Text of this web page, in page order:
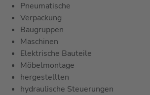
Pneumatische
Verpackung
Baugruppen
Maschinen
Elektrische Bauteile
Möbelmontage
hergestellten
hydraulische Steuerungen